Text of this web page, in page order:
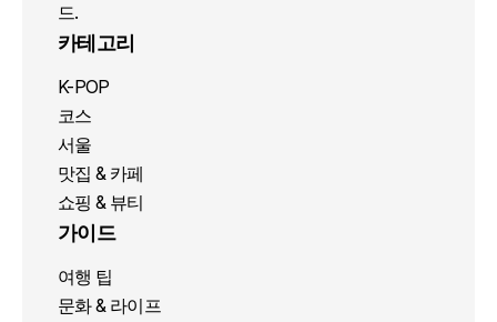
드.
카테고리
K-POP
코스
서울
맛집 & 카페
쇼핑 & 뷰티
가이드
여행 팁
문화 & 라이프